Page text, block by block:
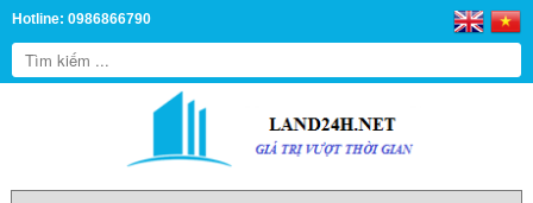
Hotline: 0986866790